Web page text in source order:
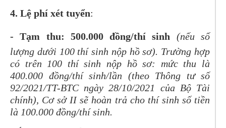
4. Lệ phí xét tuyển:
- Tạm thu: 500.000 đồng/thí sinh (nếu số
lượng dưới 100 thí sinh nộp hồ sơ). Trường hợp
có trên 100 thí sinh nộp hồ sơ: mức thu là
400.000 đồng/thí sinh/lần (theo Thông tư số
92/2021/TT-BTC ngày 28/10/2021 của Bộ Tài
chính), Cơ sở II sẽ hoàn trả cho thí sinh số tiền
là 100.000 đồng/thí sinh.